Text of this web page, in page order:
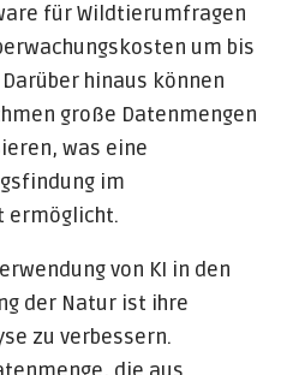
für Wildtierumfragen
um bis
hinaus können
große Datenmengen
was eine
im
ermöglicht.
von KI in den
der Natur ist ihre
zu verbessern.